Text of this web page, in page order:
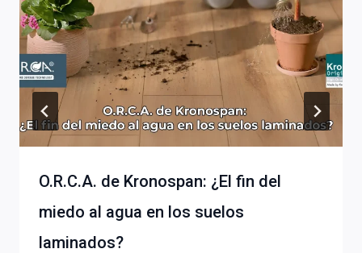
O.R.C.A. de Kronospan: ¿El fin del
miedo al agua en los suelos
laminados?